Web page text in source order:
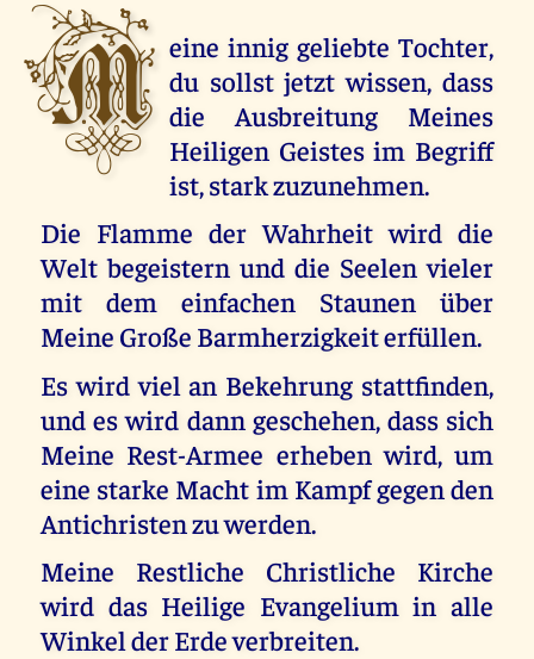
M eine innig geliebte Tochter,
du sollst jetzt wissen, dass
die Ausbreitung Meines
Heiligen Geistes im Begriff
ist, stark zuzunehmen.
Die Flamme der Wahrheit wird die
Welt begeistern und die Seelen vieler
mit dem einfachen Staunen über
Meine Große Barmherzigkeit erfüllen.
Es wird viel an Bekehrung stattfinden,
und es wird dann geschehen, dass sich
Meine Rest-Armee erheben wird, um
eine starke Macht im Kampf gegen den
Antichristen zu werden.
Meine Restliche Christliche Kirche
wird das Heilige Evangelium in alle
Winkel der Erde verbreiten.